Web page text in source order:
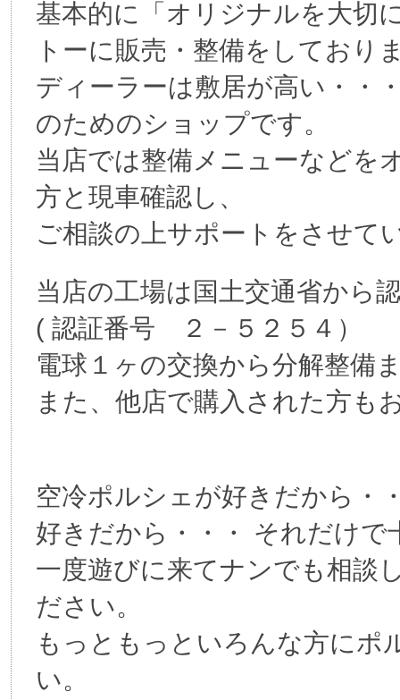
基本的に「オリジナルを大切
トーに販売・整備をしており
ディーラーは敷居が高い・・
のためのショップです。
当店では整備メニューなどを
方と現車確認し、
ご相談の上サポートをさせて
当店の工場は国土交通省から
( 認証番号 ２－５２５４）
電球１ヶの交換から分解整備
また、他店で購入された方も
空冷ポルシェが好きだから・
好きだから・・・ それだけで
一度遊びに来てナンでも相談
ださい。
もっともっといろんな方にポ
い。